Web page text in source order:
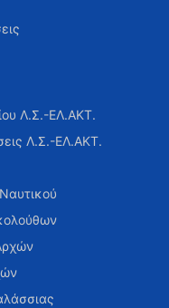
Λ.Σ.-ΕΛ.ΑΚΤ.
Λ.Σ.-ΕΛ.ΑΚΤ.